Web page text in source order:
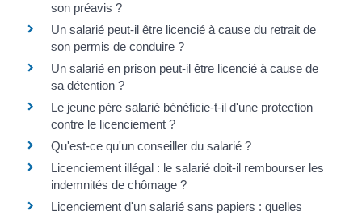
son préavis ?
Un salarié peut-il être licencié à cause du retrait de
son permis de conduire ?
Un salarié en prison peut-il être licencié à cause de
sa détention ?
Le jeune père salarié bénéficie-t-il d'une protection
contre le licenciement ?
Qu'est-ce qu'un conseiller du salarié ?
Licenciement illégal : le salarié doit-il rembourser les
indemnités de chômage ?
Licenciement d'un salarié sans papiers : quelles